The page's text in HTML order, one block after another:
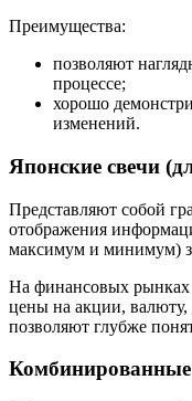
Преимущества:
позволяют
процессе;
хорошо
изменений.
Японские свечи
Представляют собой
отображения
максимум и минимум)
На финансовых
цены на акции,
позволяют глубже